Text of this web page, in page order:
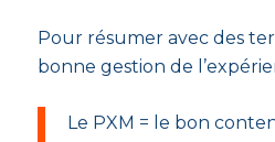
Pour résumer avec des
bonne gestion de
Le PXM = le bon